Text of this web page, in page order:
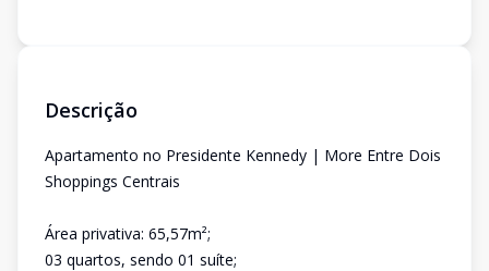
Descrição
Apartamento no Presidente Kennedy | More Entre Dois
Shoppings Centrais
Área privativa: 65,57m²;
03 quartos, sendo 01 suíte;